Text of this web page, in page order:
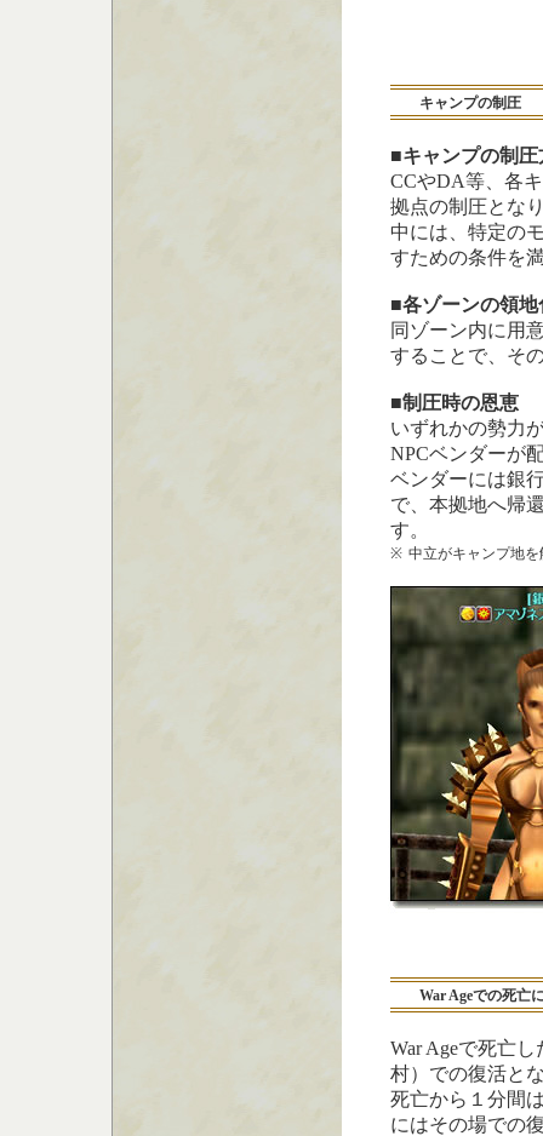
キャンプの制圧
■キャンプの制圧
CCやDA等、各
拠点の制圧とな
中には、特定の
すための条件を
■各ゾーンの領地
同ゾーン内に用
することで、そ
■制圧時の恩恵
いずれかの勢力
NPCベンダーが
ベンダーには銀
で、本拠地へ帰
す。
※ 中立がキャンプ地
War Ageでの死亡
War Ageで死亡
村）での復活と
死亡から１分間
にはその場での